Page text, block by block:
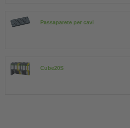
Passaparete per cavi
Cube20S